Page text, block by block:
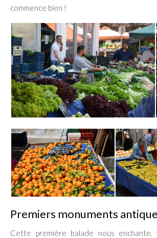
commence bien !
Premiers monuments
Cette première balade nous enchante.